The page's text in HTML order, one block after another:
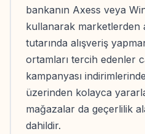
bankanın Axess veya
kullanarak marketlerden
tutarında alışveriş
ortamları tercih edenler
kampanyası
üzerinden kolayca
mağazalar da geçerlilik
dahildir.